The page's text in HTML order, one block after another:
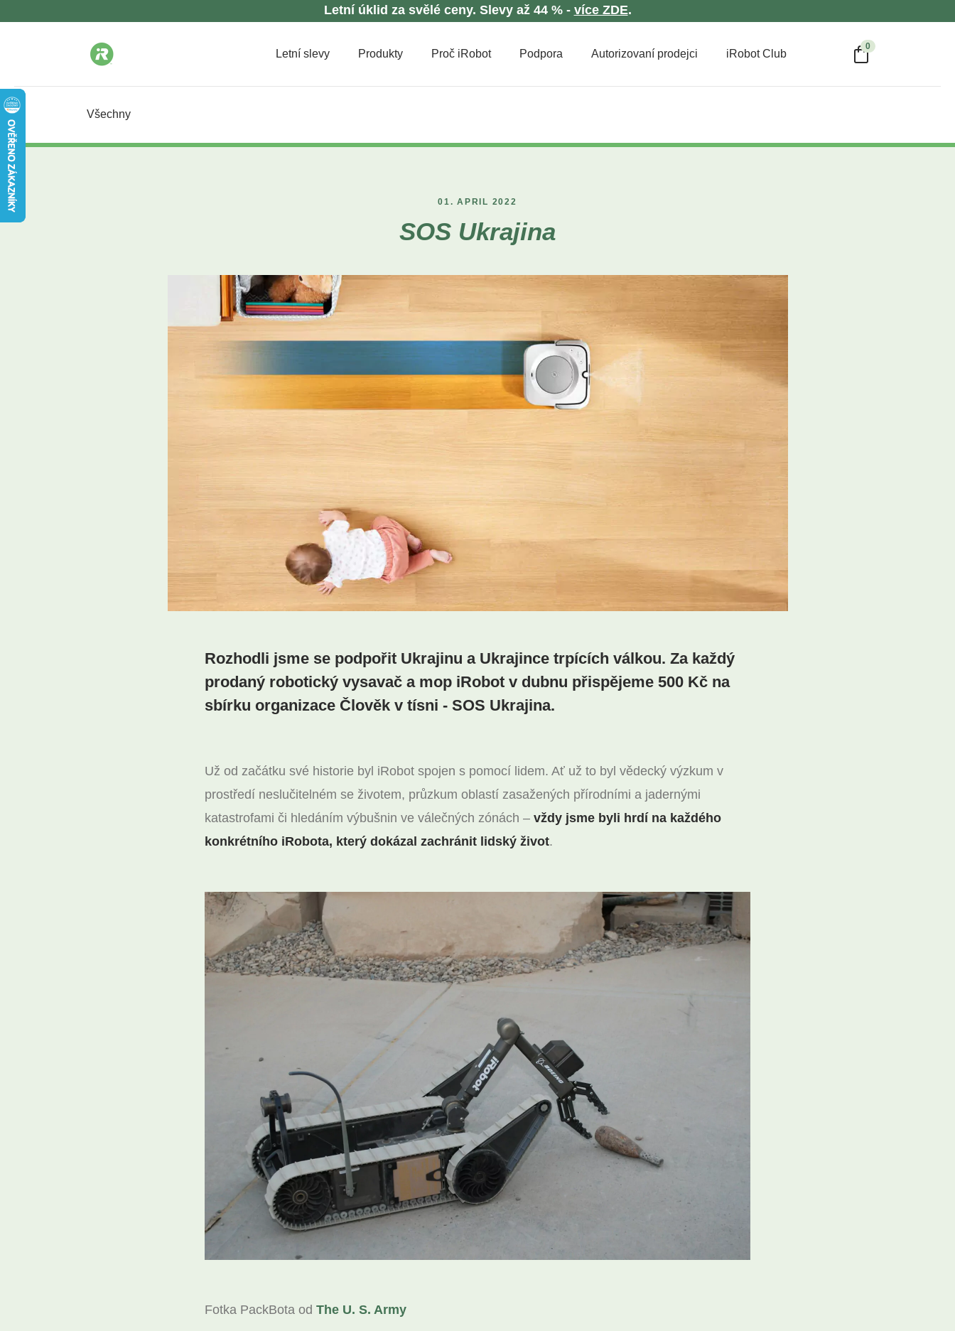
Letní úklid za svělé ceny. Slevy až 44 % - více ZDE.
Letní slevy Produkty Proč iRobot Podpora Autorizovaní prodejci iRobot Club
0
Všechny
01. APRIL 2022
SOS Ukrajina
Rozhodli jsme se podpořit Ukrajinu a Ukrajince trpících válkou. Za každý
prodaný robotický vysavač a mop iRobot v dubnu přispějeme 500 Kč na
sbírku organizace Člověk v tísni - SOS Ukrajina.
Už od začátku své historie byl iRobot spojen s pomocí lidem. Ať už to byl vědecký výzkum v
prostředí neslučitelném se životem, průzkum oblastí zasažených přírodními a jadernými
katastrofami či hledáním výbušnin ve válečných zónách – vždy jsme byli hrdí na každého
konkrétního iRobota, který dokázal zachránit lidský život.
Fotka PackBota od The U. S. Army